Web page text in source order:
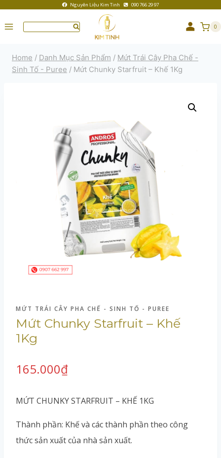
Nguyên Liệu Kim Tinh 090 766 29 97
0
Home / Danh Mục Sản Phẩm / Mứt Trái Cây Pha Chế -
Sinh Tố - Puree / Mứt Chunky Starfruit – Khế 1Kg
MỨT TRÁI CÂY PHA CHẾ - SINH TỐ - PUREE
Mứt Chunky Starfruit – Khế
1Kg
165.000₫
MỨT CHUNKY STARFRUIT – KHẾ 1KG
Thành phần: Khế và các thành phần theo công
thức sản xuất của nhà sản xuất.